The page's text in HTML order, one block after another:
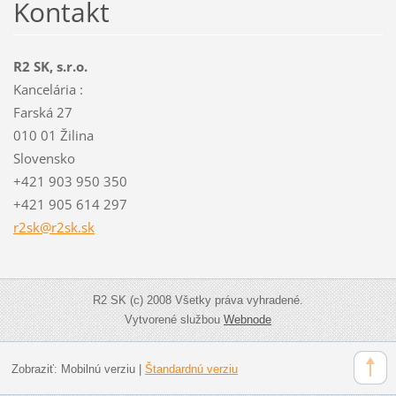
Kontakt
R2 SK, s.r.o.
Kancelária :
Farská 27
010 01 Žilina
Slovensko
+421 903 950 350
+421 905 614 297
r2sk@r2sk.sk
R2 SK (c) 2008 Všetky práva vyhradené.
Vytvorené službouWebnode
Zobraziť: Mobilnú verziu| Štandardnú verziu